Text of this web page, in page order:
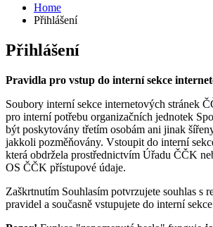
Home
Přihlášení
Přihlášení
Pravidla pro vstup do interní sekce
Soubory interní sekce internetových stránek
pro interní potřebu organizačních jednotek
být poskytovány třetím osobám ani jinak
jakkoli pozměňovány. Vstoupit do interní
která obdržela prostřednictvím Úřadu ČČK
OS ČČK přístupové údaje.
Zaškrtnutím Souhlasím potvrzujete souhlas s
pravidel a současně vstupujete do interní